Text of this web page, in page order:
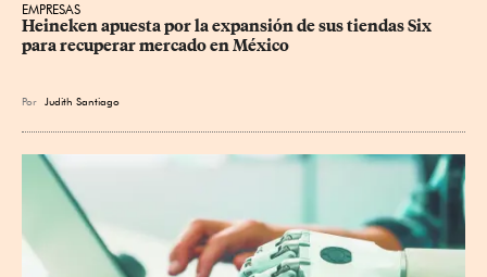
EMPRESAS
Heineken apuesta por la expansión de sus tiendas Six
para recuperar mercado en México
Por Judith Santiago